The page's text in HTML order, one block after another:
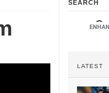
SEARCH
LATEST